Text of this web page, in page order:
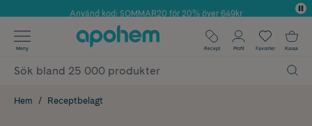
Använd kod: SOMMAR20 för 20% över 649kr
✓ Fri frakt
✓ Poäng på alla köp*
Meny Recept Profil Favoriter Kassa
Hem Receptbelagt